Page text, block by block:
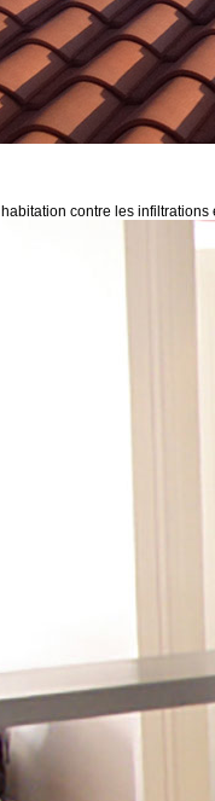
contre les infiltrations